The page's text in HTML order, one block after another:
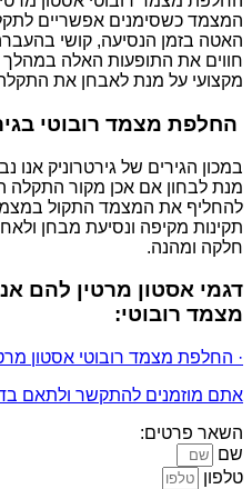
המצמד כשסימנים אפשריים
האטה בזמן הנסיעה, קושי
חווים את התופעות האלה במהלך
מקצועי על מנת לאבחן את
החלפת מצמד רובוטי
במכון הגירים של גירטרוניק
מנת לבחון אם אכן מקור התקלה
להחליף את המצמד התקול
תקינות מקיפה ונסיעת מבחן
חלקה ומהנה.
דגמי אסטון מרטין להם
מצמד רובוטי:
· החלפת מצמד רובוטי אסטון
אתם מוזמנים להתקשר ולתאם
השאר פרטים:
שם
טלפון